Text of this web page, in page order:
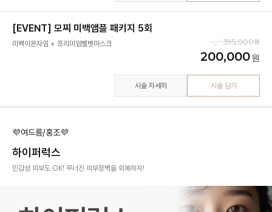
[EVENT] 모찌 미백앰플 패키지 5회
미백이온자임 + 프리미엄벨벳마스크 395,000
200,000
시술 자세히 시술 담기
💜여드름/홍조💜
하이퍼럭스
민감성 피부도 OK! 무너진 피부장벽을 회복하자!